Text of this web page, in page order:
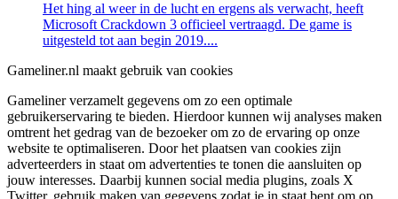
Het hing al weer in de lucht en ergens als verwacht, heeft
Microsoft Crackdown 3 officieel vertraagd. De game is
uitgesteld tot aan begin 2019....
Gameliner.nl maakt gebruik van cookies
Gameliner verzamelt gegevens om zo een optimale
gebruikerservaring te bieden. Hierdoor kunnen wij analyses maken
omtrent het gedrag van de bezoeker om zo de ervaring op onze
website te optimaliseren. Door het plaatsen van cookies zijn
adverteerders in staat om advertenties te tonen die aansluiten op
jouw interesses. Daarbij kunnen social media plugins, zoals X